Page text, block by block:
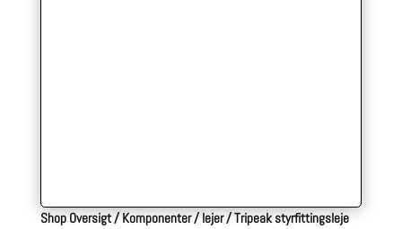
Shop Oversigt/Komponenter/lejer/Tripeak styrfittingsleje